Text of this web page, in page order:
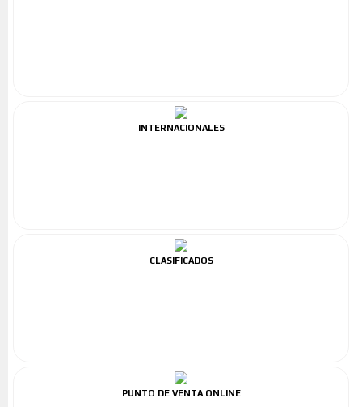
INTERNACIONALES
CLASIFICADOS
PUNTO DE VENTA ONLINE